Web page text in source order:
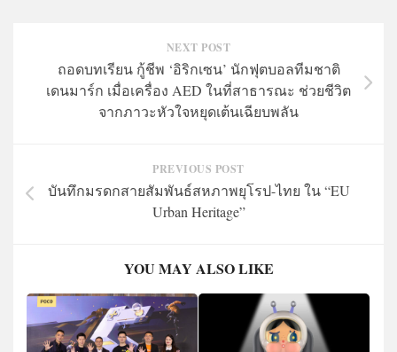
NEXT POST
ถอดบทเรียน กู้ชีพ ‘อิริกเซน’ นักฟุตบอลทีมชาติ
เดนมาร์ก เมื่อเครื่อง AED ในที่สาธารณะ ช่วยชีวิต
จากภาวะหัวใจหยุดเต้นเฉียบพลัน
PREVIOUS POST
บันทึกมรดกสายสัมพันธ์สหภาพยุโรป-ไทย ใน “EU
Urban Heritage”
YOU MAY ALSO LIKE